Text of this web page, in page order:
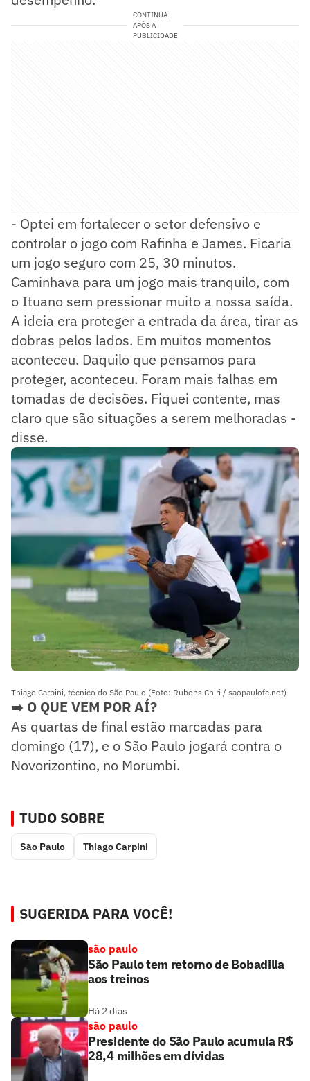
CONTINUA
APÓS A
PUBLICIDADE
- Optei em fortalecer o setor defensivo e
controlar o jogo com Rafinha e James. Ficaria
um jogo seguro com 25, 30 minutos.
Caminhava para um jogo mais tranquilo, com
o Ituano sem pressionar muito a nossa saída.
A ideia era proteger a entrada da área, tirar as
dobras pelos lados. Em muitos momentos
aconteceu. Daquilo que pensamos para
proteger, aconteceu. Foram mais falhas em
tomadas de decisões. Fiquei contente, mas
claro que são situações a serem melhoradas -
disse.
Thiago Carpini, técnico do São Paulo (Foto: Rubens Chiri / saopaulofc.net)
➡️ O QUE VEM POR AÍ?
As quartas de final estão marcadas para
domingo (17), e o São Paulo jogará contra o
Novorizontino, no Morumbi.
TUDO SOBRE
São Paulo Thiago Carpini
SUGERIDA PARA VOCÊ!
são paulo
São Paulo tem retorno de Bobadilla
aos treinos
Há 2 dias
são paulo
Presidente do São Paulo acumula R$
28,4 milhões em dívidas